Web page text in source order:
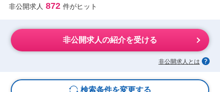
非公開求人 872 件がヒット
非公開求人の紹介を受ける
非公開求人とは
検索条件を変更する